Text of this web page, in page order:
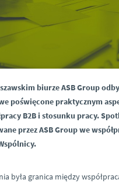
biurze ASB Group
poświęcone praktycznym
B2B i stosunku pracy.
przez ASB Group we
była granica między